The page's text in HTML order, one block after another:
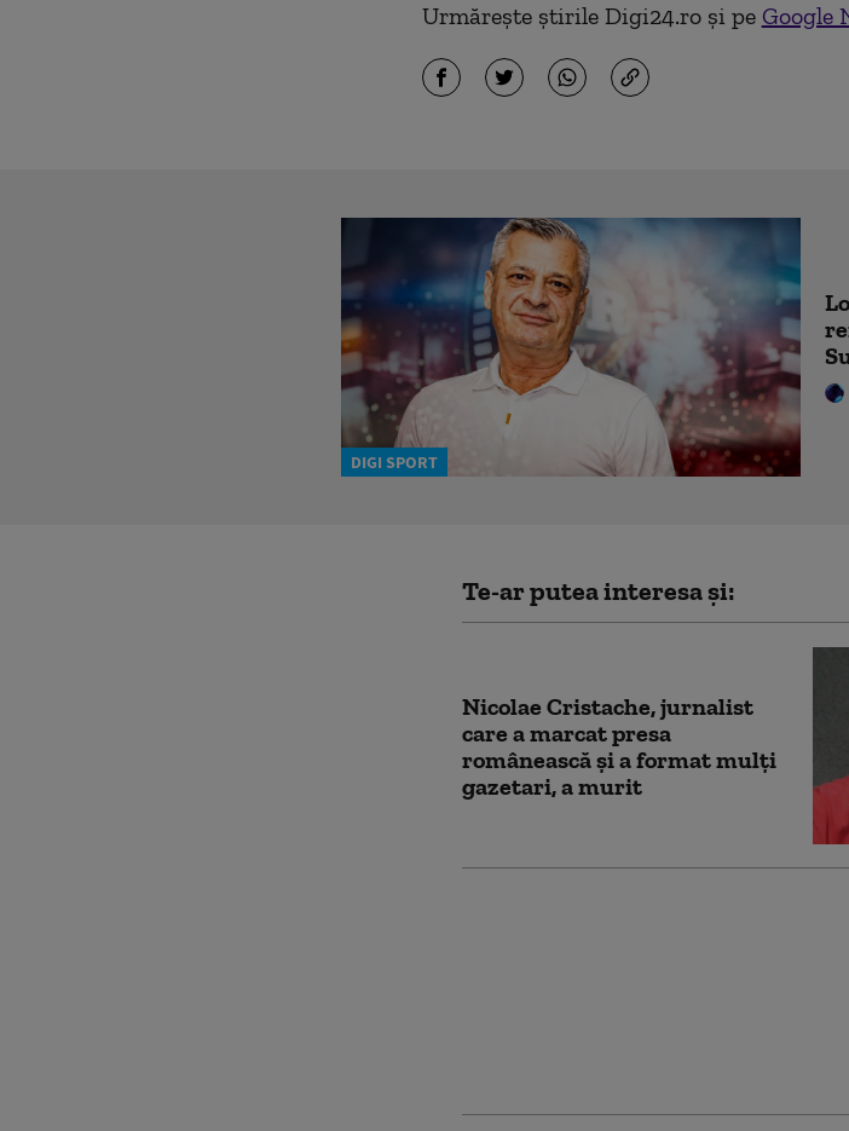
Urmărește știrile Digi24.ro și pe Google
DIGI SPORT
Te-ar putea interesa și:
Nicolae Cristache, jurnalist
care a marcat presa
românească și a format mulți
gazetari, a murit